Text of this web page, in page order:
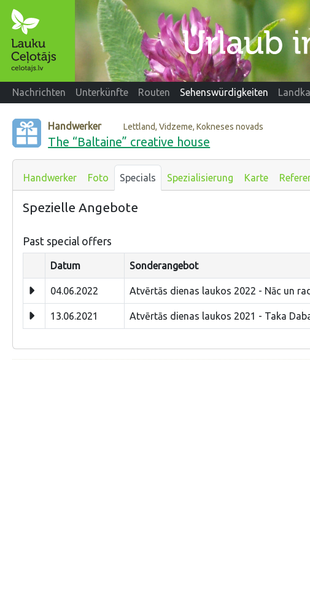
Nachrichten Unterkünfte Routen Sehenswürdigkeiten
Handwerker Lettland, Vidzeme, Kokneses novads
The “Baltaine” creative house
Handwerker Foto Specials Spezialisierung Karte
Spezielle Angebote
Past special offers
Datum Sonderangebot
04.06.2022 Atvērtās dienas laukos 2022 - Nāc un
13.06.2021 Atvērtās dienas laukos 2021 - Taka